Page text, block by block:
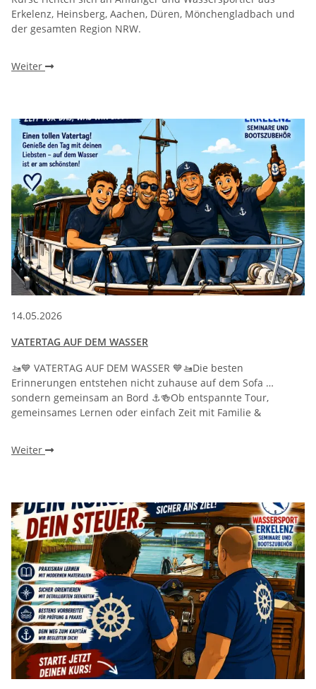
Erkelenz, Heinsberg, Aachen, Düren, Mönchengladbach und
der gesamten Region NRW.
Weiter
14.05.2026
VATERTAG AUF DEM WASSER
🚤💙 VATERTAG AUF DEM WASSER 💙🚤Die besten
Erinnerungen entstehen nicht zuhause auf dem Sofa …
sondern gemeinsam an Bord ⚓🍻Ob entspannte Tour,
gemeinsames Lernen oder einfach Zeit mit Familie &
Weiter